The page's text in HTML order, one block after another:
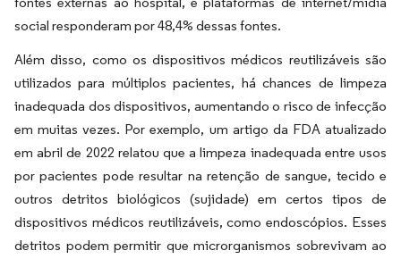
social responderam por 48,4% dessas fontes.
Além disso, como os dispositivos médicos reutilizáveis são
utilizados para múltiplos pacientes, há chances de limpeza
inadequada dos dispositivos, aumentando o risco de infecção
em muitas vezes. Por exemplo, um artigo da FDA atualizado
em abril de 2022 relatou que a limpeza inadequada entre usos
por pacientes pode resultar na retenção de sangue, tecido e
outros detritos biológicos (sujidade) em certos tipos de
dispositivos médicos reutilizáveis, como endoscópios. Esses
detritos podem permitir que microrganismos sobrevivam ao